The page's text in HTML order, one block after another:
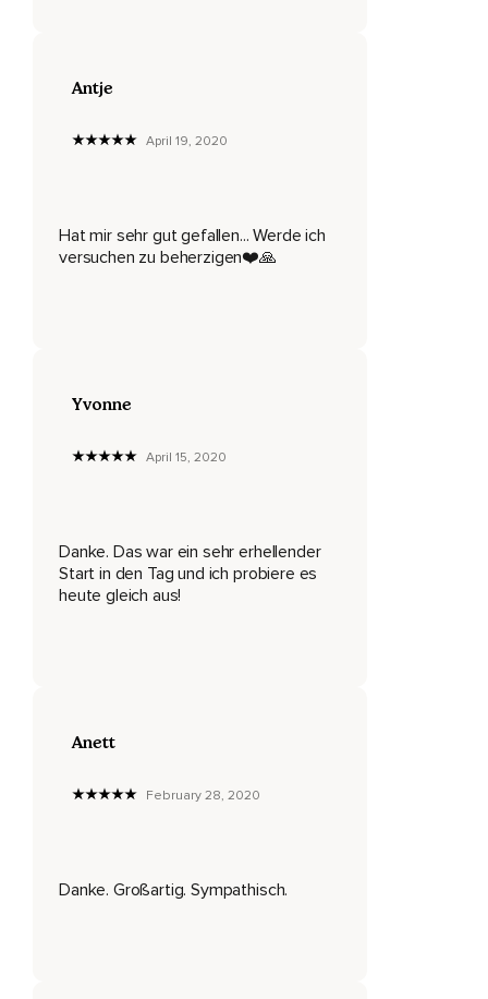
Wie man selbst ist,
Wie man selbst bereit ist,
Wenn ich mir von einer Person,
Kann sie das nur machen,
Sei es Geduld,
Sei es,
Wenn du das auch gibst.
Die abhebt,
Antje
April 19, 2020
Hat mir sehr gut gefallen... Werde ich
versuchen zu beherzigen❤️🙏
Yvonne
April 15, 2020
Danke. Das war ein sehr erhellender
Start in den Tag und ich probiere es
heute gleich aus!
Anett
February 28, 2020
Danke. Großartig. Sympathisch.